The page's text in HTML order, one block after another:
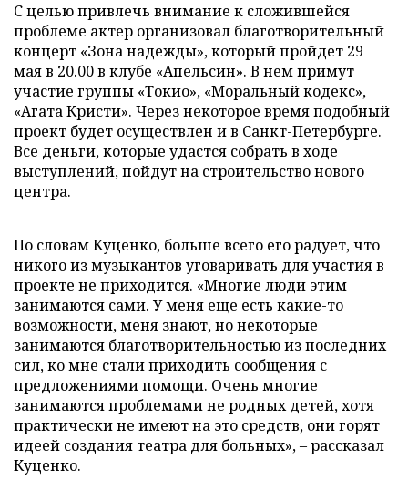
С целью привлечь внимание к сложившейся
проблеме актер организовал благотворительный
концерт «Зона надежды», который пройдет 29
мая в 20.00 в клубе «Апельсин». В нем примут
участие группы «Токио», «Моральный кодекс»,
«Агата Кристи». Через некоторое время подобный
проект будет осуществлен и в Санкт-Петербурге.
Все деньги, которые удастся собрать в ходе
выступлений, пойдут на строительство нового
центра.
По словам Куценко, больше всего его радует, что
никого из музыкантов уговаривать для участия в
проекте не приходится. «Многие люди этим
занимаются сами. У меня еще есть какие-то
возможности, меня знают, но некоторые
занимаются благотворительностью из последних
сил, ко мне стали приходить сообщения с
предложениями помощи. Очень многие
занимаются проблемами не родных детей, хотя
практически не имеют на это средств, они горят
идеей создания театра для больных», – рассказал
Куценко.